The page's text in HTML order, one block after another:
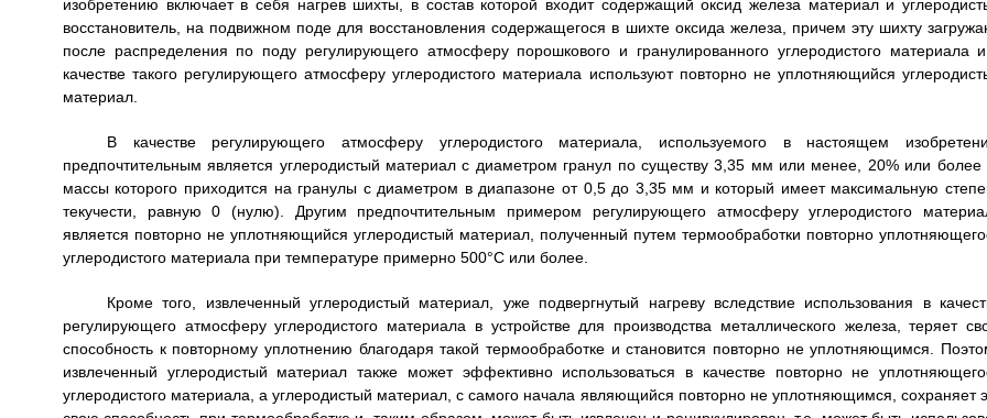
изобретению включает в себя нагрев шихты, в состав которой входит содержащий оксид железа материал и
восстановитель, на подвижном поде для восстановления содержащегося в шихте оксида железа, причем эту шихту
после распределения по поду регулирующего атмосферу порошкового и гранулированного углеродистого материала
качестве такого регулирующего атмосферу углеродистого материала используют повторно не уплотняющийся
материал.
В качестве регулирующего атмосферу углеродистого материала, используемого в настоящем
предпочтительным является углеродистый материал с диаметром гранул по существу 3,35 мм или менее, 20% или более
массы которого приходится на гранулы с диаметром в диапазоне от 0,5 до 3,35 мм и который имеет максимальную
текучести, равную 0 (нулю). Другим предпочтительным примером регулирующего атмосферу углеродистого
является повторно не уплотняющийся углеродистый материал, полученный путем термообработки повторно
углеродистого материала при температуре примерно 500°С или более.
Кроме того, извлеченный углеродистый материал, уже подвергнутый нагреву вследствие использования в
регулирующего атмосферу углеродистого материала в устройстве для производства металлического железа, теряет
способность к повторному уплотнению благодаря такой термообработке и становится повторно не уплотняющимся.
извлеченный углеродистый материал также может эффективно использоваться в качестве повторно не
углеродистого материала, а углеродистый материал, с самого начала являющийся повторно не уплотняющимся, сохраняет